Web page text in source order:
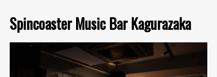
Spincoaster Music Bar Kagurazaka